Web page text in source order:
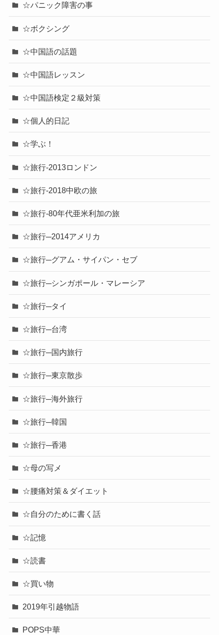
☆パニック障害の事
☆ボクシング
☆中国語の話題
☆中国語レッスン
☆中国語検定２級対策
☆個人的日記
☆学ぶ！
☆旅行-2013ロンドン
☆旅行-2018中欧の旅
☆旅行-80年代亜米利加の旅
☆旅行─2014アメリカ
☆旅行─グアム・サイパン・セブ
☆旅行─シンガポール・マレーシア
☆旅行─タイ
☆旅行─台湾
☆旅行─国内旅行
☆旅行─東京散歩
☆旅行─海外旅行
☆旅行─韓国
☆旅行─香港
☆母の写メ
☆腰痛対策＆ダイエット
☆自分のために書く話
☆記憶
☆読書
☆買い物
2019年引越物語
POPS中華